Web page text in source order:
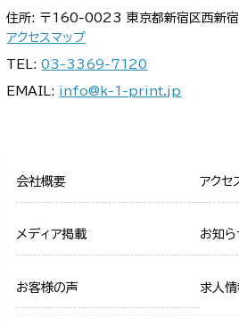
住所: 〒160-0023 東京都新宿区西新
アクセスマップ
TEL:03-3369-7120
EMAIL: info@k-1-print.jp
会社概要 アクセ
メディア掲載 お知ら
お客様の声 求人